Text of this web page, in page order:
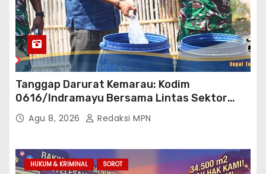
Tanggap Darurat Kemarau: Kodim
0616/Indramayu Bersama Lintas Sektor
Garap Bantuan Air Bersih Bertahap
Agu 8, 2026 Redaksi MPN
HUKUM & KRIMINAL SOROT